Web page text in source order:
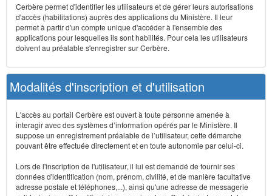
Cerbère permet d'identifier les utilisateurs et de gérer leurs autorisations
d'accès (habilitations) auprès des applications du Ministère. Il leur
permet à partir d'un compte unique d'accéder à l'ensemble des
applications pour lesquelles ils sont habilités. Pour cela les utilisateurs
doivent au préalable s'enregistrer sur Cerbère.
Modalités d'inscription et d'utilisation
L'accès au portail Cerbère est ouvert à toute personne amenée à
interagir avec des systèmes d’information opérés par le Ministère. Il
suppose un enregistrement préalable de l’utilisateur, cette démarche
pouvant être effectuée directement et en toute autonomie par celui-ci.
Lors de l'inscription de l'utilisateur, il lui est demandé de fournir ses
données d'identification (nom, prénom, civilité, et de manière facultative
adresse postale et téléphones,...), ainsi qu'une adresse de messagerie